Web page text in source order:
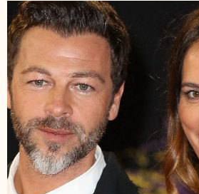
Christophe Mae arrive
à la cérémonie des NRJ
Music Awards 2011 qui
se tient au Palais des
Festivals à Cannes,
France, le 22 janvier
2011. Photo par
Gouhier-
Gorassini/ABACAPRESS.COM